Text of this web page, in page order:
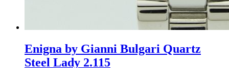
Enigna by Gianni Bulgari Quartz
Steel Lady 2.115